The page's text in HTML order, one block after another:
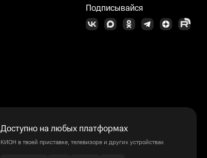
Подписывайся
Доступно на любых платформах
КИОН в твоей приставке, телевизоре и других устройствах